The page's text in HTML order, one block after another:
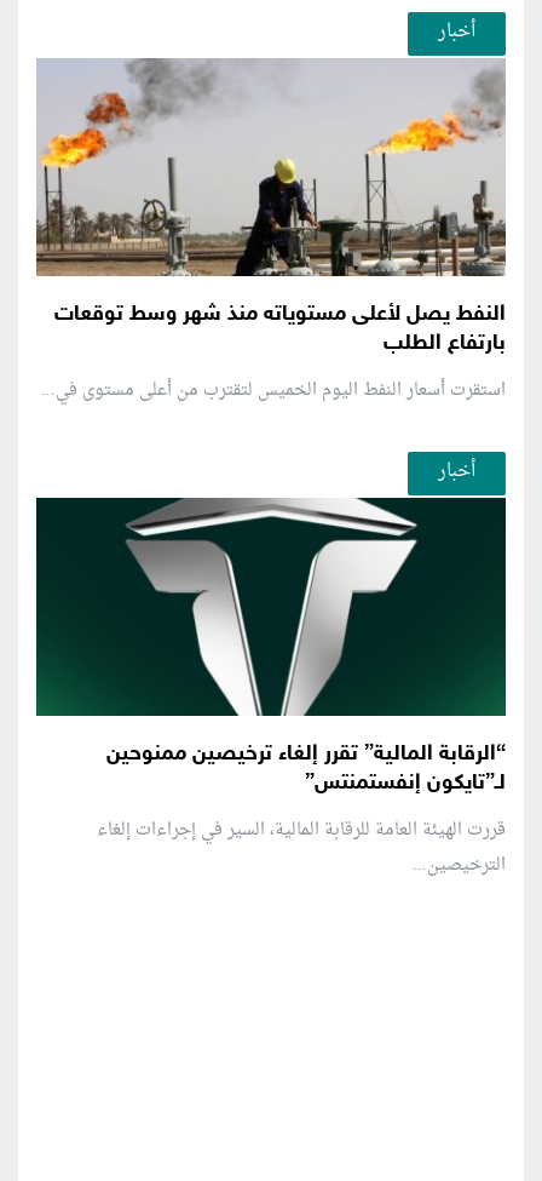
أخبار
النفط يصل لأعلى مستوياته منذ شهر وسط توقعات
بارتفاع الطلب
استقرت أسعار النفط اليوم الخميس لتقترب من أعلى مستوى في...
أخبار
“الرقابة المالية” تقرر إلغاء ترخيصين ممنوحين
لـ”تايكون إنفستمنتس”
قررت الهيئة العامة للرقابة المالية، السير في إجراءات إلغاء
الترخيصين...